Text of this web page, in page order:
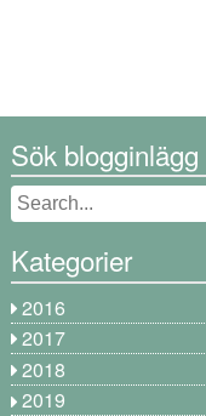
Sök blogginlägg
Kategorier
2016
2017
2018
2019